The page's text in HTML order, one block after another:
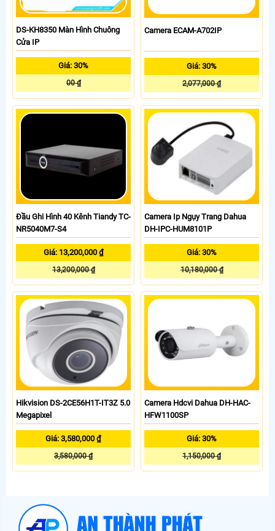
DS-KH8350 Màn Hình Chuông
Cửa IP
Giá: 30%
00 ₫
Camera ECAM-A702IP
Giá: 30%
2,077,000 ₫
Đầu Ghi Hình 40 Kênh Tiandy TC-
NR5040M7-S4
Giá: 13,200,000 ₫
13,200,000 ₫
Camera Ip Ngụy Trang Dahua
DH-IPC-HUM8101P
Giá: 30%
10,180,000 ₫
Hikvision DS-2CE56H1T-IT3Z 5.0
Megapixel
Giá: 3,580,000 ₫
3,580,000 ₫
Camera Hdcvi Dahua DH-HAC-
HFW1100SP
Giá: 30%
1,150,000 ₫